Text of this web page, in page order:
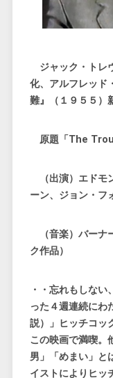
ジャック・トレ
化、アルフレッド
難』（１９５５）
原題「The
（出演）エドモ
ーン、ジョン・フ
（音楽）バーナ
ク作品）
・・忘れもしな
った４週連続にわ
説）」ヒッチコッ
この映画で満喫。
男」「めまい」と
イストによりヒッ